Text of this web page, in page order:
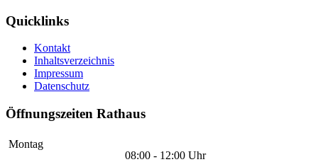
Quicklinks
Kontakt
Inhaltsverzeichnis
Impressum
Datenschutz
Öffnungszeiten Rathaus
Montag
08:00 - 12:00 Uhr